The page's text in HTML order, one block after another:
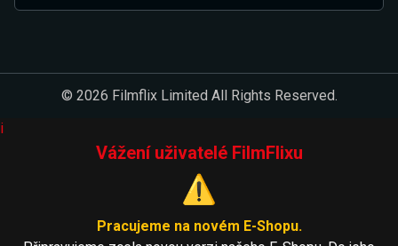
© 2026 Filmflix Limited All Rights Reserved.
i
Vážení uživatelé FilmFlixu
⚠️
Pracujeme na novém E-Shopu.